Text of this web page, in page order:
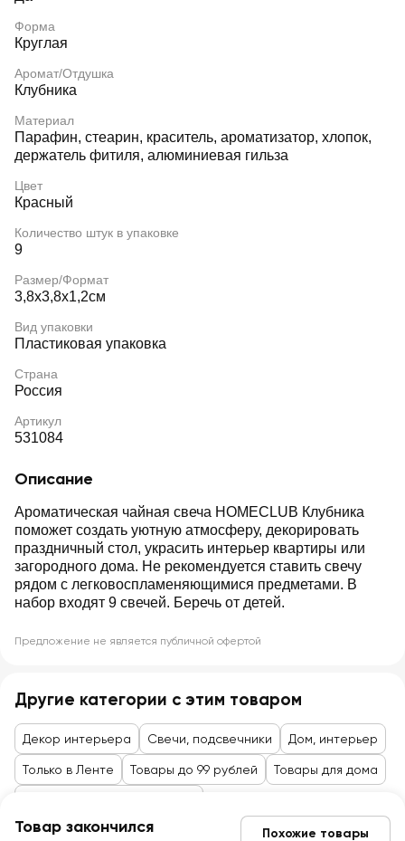
Форма
Круглая
Аромат/Отдушка
Клубника
Материал
Парафин, стеарин, краситель, ароматизатор, хлопок,
держатель фитиля, алюминиевая гильза
Цвет
Красный
Количество штук в упаковке
9
Размер/Формат
3,8х3,8х1,2см
Вид упаковки
Пластиковая упаковка
Страна
Россия
Артикул
531084
Описание
Ароматическая чайная свеча HOMECLUB Клубника
поможет создать уютную атмосферу, декорировать
праздничный стол, украсить интерьер квартиры или
загородного дома. Не рекомендуется ставить свечу
рядом с легковоспламеняющимися предметами. В
набор входят 9 свечей. Беречь от детей.
Предложение не является публичной офертой
Другие категории с этим товаром
Декор интерьера Свечи, подсвечники Дом, интерьер
Только в Ленте Товары до 99 рублей Товары для дома
Товар закончился Похожие товары